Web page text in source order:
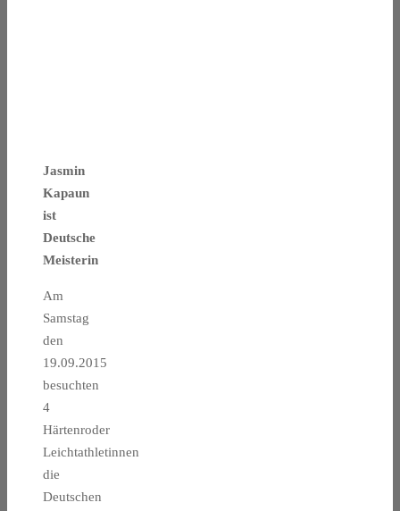
Jasmin
Kapaun
ist
Deutsche
Meisterin
Am
Samstag
den
19.09.2015
besuchten
4
Härtenroder
Leichtathletinnen
die
Deutschen